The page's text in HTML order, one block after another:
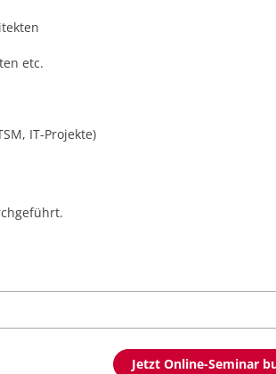
etc.
IT-Projekte)
Jetzt Online-Seminar